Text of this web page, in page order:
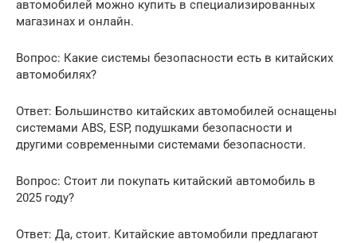
автомобилей можно купить в специализированных
магазинах и онлайн.
Вопрос: Какие системы безопасности есть в китайских
автомобилях?
Ответ: Большинство китайских автомобилей оснащены
системами ABS, ESP, подушками безопасности и
другими современными системами безопасности.
Вопрос: Стоит ли покупать китайский автомобиль в
2025 году?
Ответ: Да, стоит. Китайские автомобили предлагают